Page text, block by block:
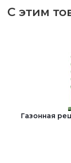
С этим
Газонная